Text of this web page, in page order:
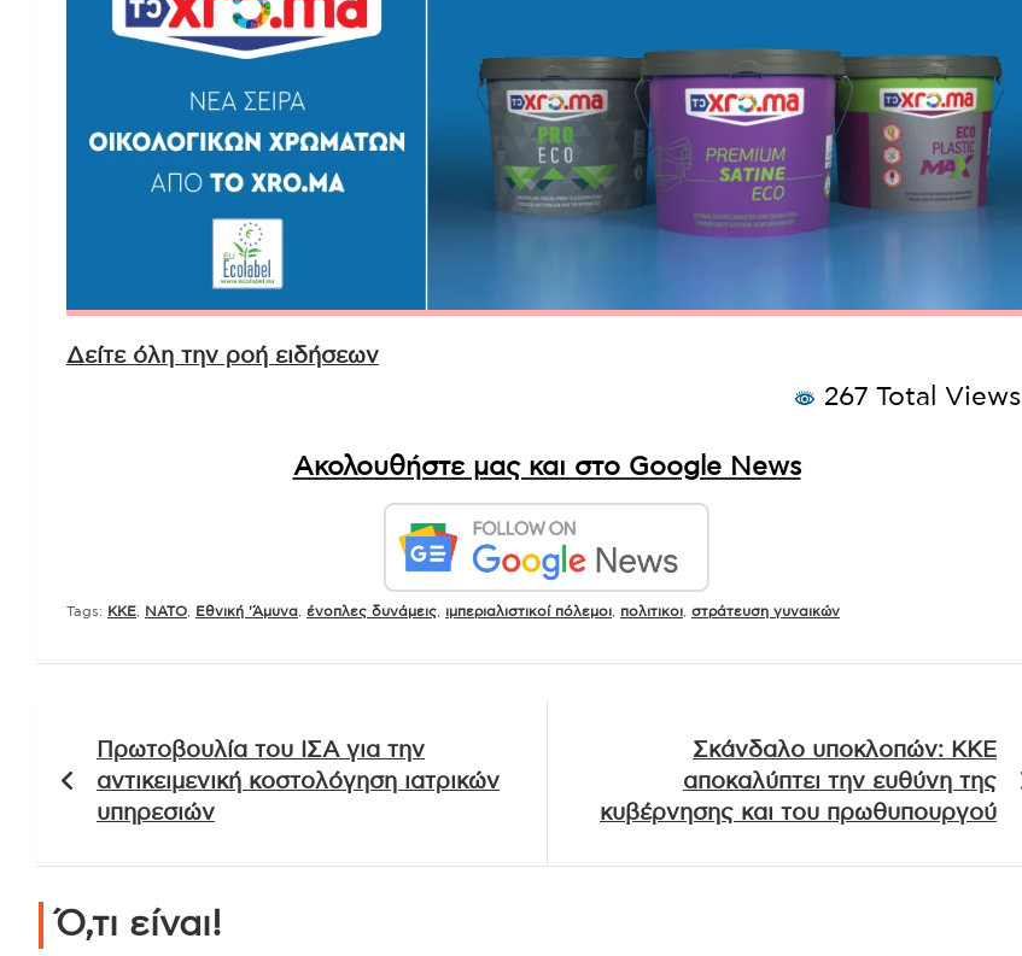
Δείτε όλη την ροή ειδήσεων
267 Total Views
Ακολουθήστε μας και στο Google News
Tags: KKE NATO Εθνική 'Άμυνα ένοπλες δυνάμεις ιμπεριαλιστικοί πόλεμοι πολιτικοι στράτευση γυναικών
άρθρων
Πρωτοβουλία του ΙΣΑ για την
αντικειμενική κοστολόγηση ιατρικών
υπηρεσιών
Σκάνδαλο υποκλοπών: ΚΚΕ
αποκαλύπτει την ευθύνη της
κυβέρνησης και του πρωθυπουργού
Ό,τι είναι!